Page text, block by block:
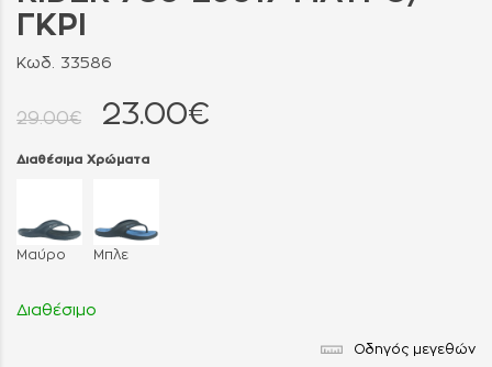
ΓΚΡΙ
Κωδ. 33586
29.00€ 23.00€
Διαθέσιμα Χρώματα
Μαύρο Μπλε
Διαθέσιμο
Οδηγός μεγεθών